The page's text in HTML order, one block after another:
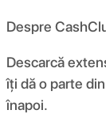
Despre
Descarcă
îți dă o parte
înapoi.